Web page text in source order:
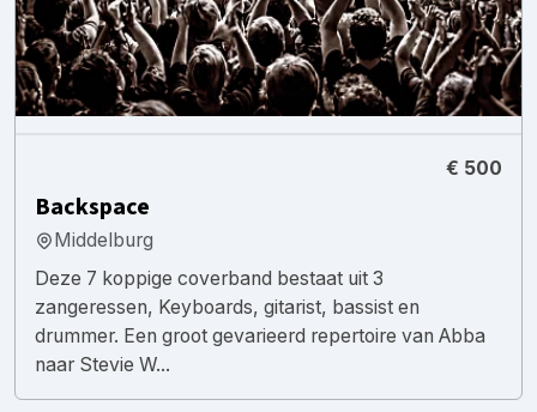
€ 500
Backspace
Middelburg
Deze 7 koppige coverband bestaat uit 3
zangeressen, Keyboards, gitarist, bassist en
drummer. Een groot gevarieerd repertoire van Abba
naar Stevie W...